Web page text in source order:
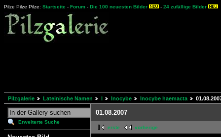
Pilze Pilze Pilze: Startseite - Forum - Die 100 neuesten Bilder - 24 zufällige Bilder
Pilzgalerie Lateinische Namen I Inocybe Inocybe haemacta
Erweiterte Suche
01.08.2007
erste vorherige